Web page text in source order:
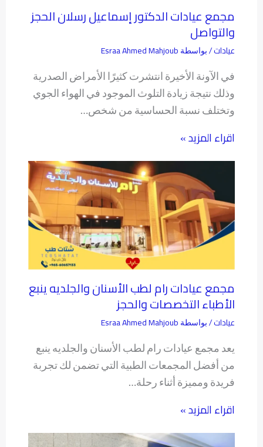
مجمع عيادات الدكتور إسماعيل رسلان الحجز
والتواصل
عيادات/ بواسطة Esraa Ahmed Mahjoub
في الآونة الأخيرة انتشرت كثيرًا الأمراض الصدرية
وذلك نتيجة زيادة التلوث الموجود في الهواء الجوي
وتختلف نسبة الحساسية من شخص…
اقراء المزيد »
مجمع عيادات رام لطب الأسنان والجلديه ينبع
الأطباء التخصصات والحجز
عيادات/ بواسطة Esraa Ahmed Mahjoub
يعد مجمع عيادات رام لطب الأسنان والجلديه ينبع
من أفضل المجمعات الطبية التي تضمن لك تجربة
فريدة ومميزة أثناء رحلة…
اقراء المزيد »